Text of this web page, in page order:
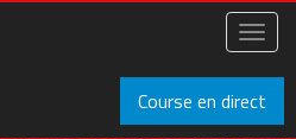
Course en direct